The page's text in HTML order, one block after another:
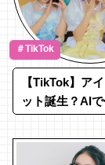
＃TikTok
【TikTok】ア
ット誕生？AI